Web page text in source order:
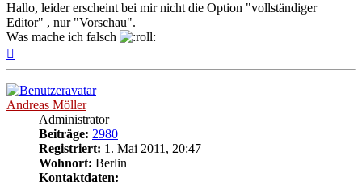
Hallo, leider erscheint bei mir nicht die Option "vollständiger
Editor" , nur "Vorschau".
Was mache ich falsch
Andreas Möller
Administrator
Beiträge: 2980
Registriert: 1. Mai 2011, 20:47
Wohnort: Berlin
Kontaktdaten: